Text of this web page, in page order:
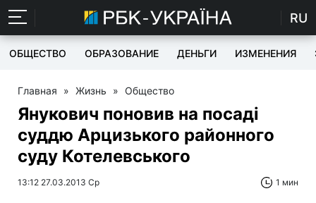
RU
ОБЩЕСТВО ОБРАЗОВАНИЕ ДЕНЬГИ ИЗМЕНЕНИЯ
Главная » Жизнь » Общество
Янукович поновив на посаді
суддю Арцизького районного
суду Котелевського
13:12 27.03.2013 Ср 1 мин